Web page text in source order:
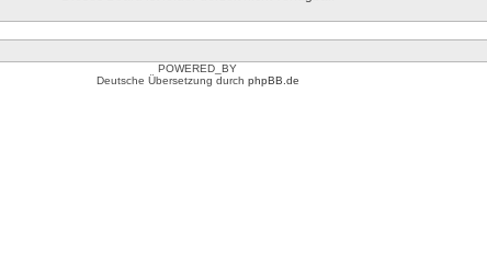
POWERED_BY
Deutsche Übersetzung durch phpBB.de